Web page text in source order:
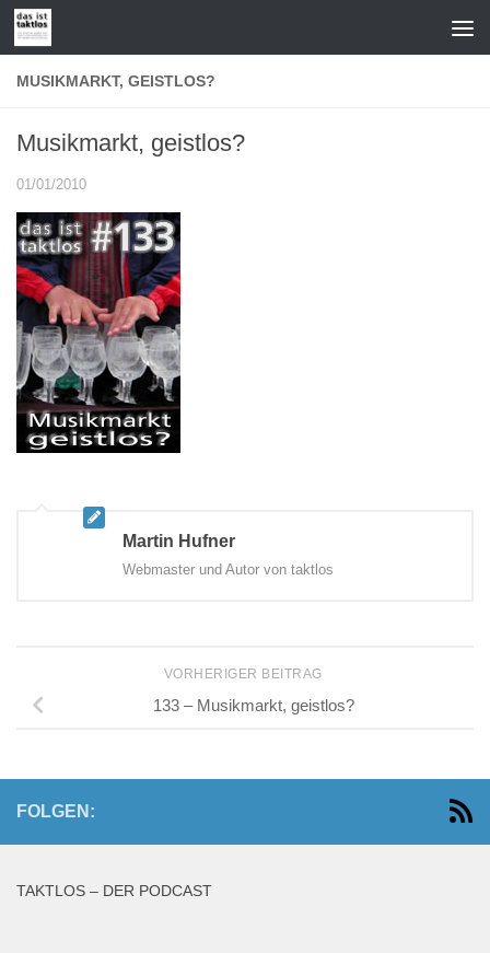
Zum Inhalt springen
MUSIKMARKT, GEISTLOS?
Musikmarkt, geistlos?
01/01/2010
Martin Hufner
Webmaster und Autor von taktlos
VORHERIGER BEITRAG
133 – Musikmarkt, geistlos?
FOLGEN:
TAKTLOS – DER PODCAST